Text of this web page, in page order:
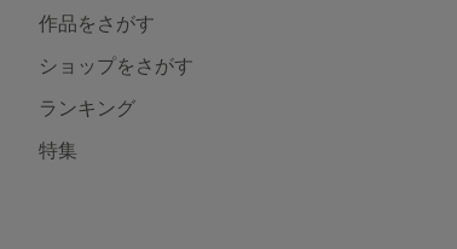
作品をさがす
ショップをさがす
ランキング
特集